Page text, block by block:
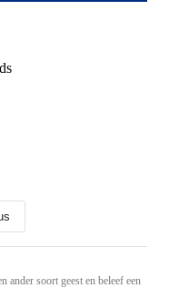
ander soort geest en beleef een